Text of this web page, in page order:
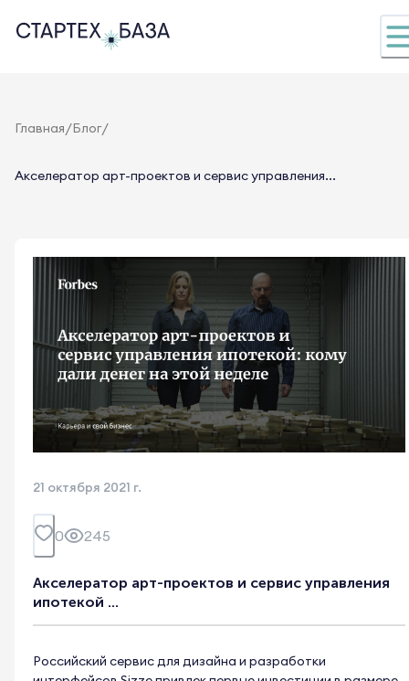
Главная/Блог/
Акселератор арт-проектов и сервис управления...
21 октября 2021 г.
0 245
Акселератор арт-проектов и сервис управления
ипотекой ...
Российский сервис для дизайна и разработки